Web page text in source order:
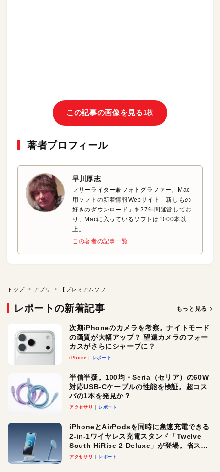
この記事の画像を見る1枚
著者プロフィール
早川厚志
フリーライター兼フォトグラファー。Mac
用ソフトの新着情報Webサイト「新しもの
好きのダウンロード」を27年間運営してお
り、Macに入っているソフトは1000本以
上。
この著者の記事一覧
トップ アプリ
レポートの新着記事 もっと見る
次期iPhoneのカメラを考察。ナイトモード
の画質が大幅アップ？ 望遠カメラのフォー
カスがさらにシャープに？
iPhone レポート
半信半疑。100均・Seria（セリア）の60W
対応USB-Cケーブルの性能を検証。超コス
パの1本を発見か？
アクセサリ レポート
iPhoneとAirPodsを同時に急速充電できる
2-in-1ワイヤレス充電スタンド「Twelve
South HiRise 2 Deluxe」が登場。省スペ
ースでおしゃれに充電したい人にオスス
アクセサリ レポート